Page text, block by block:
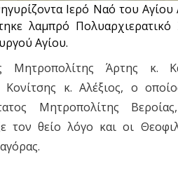
Ιερό Ναό του
λαμπρό
Αγίου.
Μητροπολίτης Άρτης κ.
Κονίτσης κ. Αλέξιος, ο
Μητροπολίτης
τον θείο λόγο και οι